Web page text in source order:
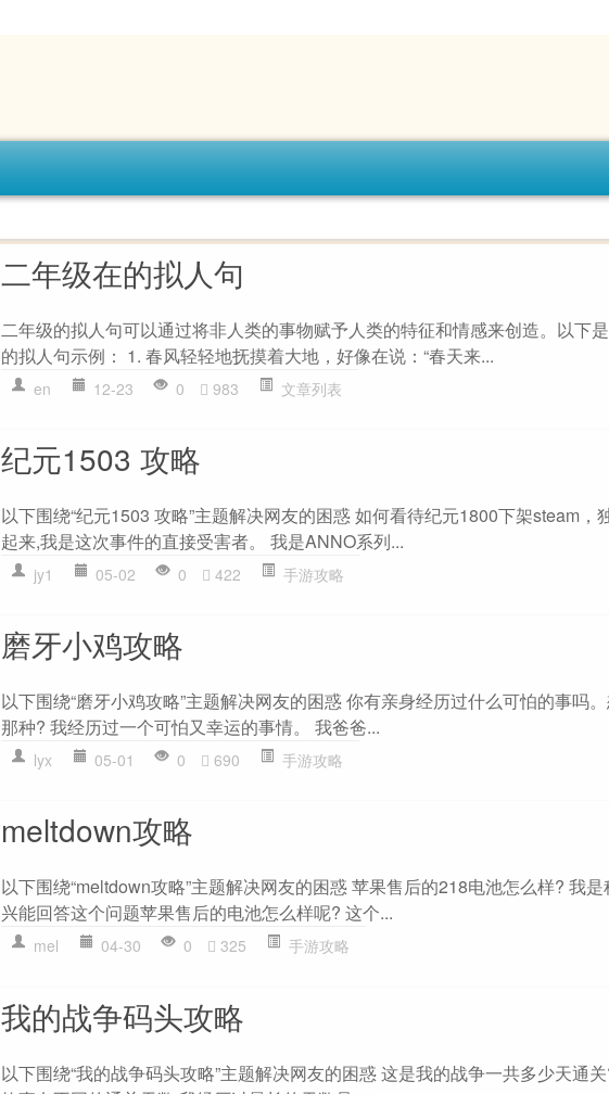
二年级在的拟人句
二年级的拟人句可以通过将非人类的事物赋予人类的特征和情感来创造。以下
的拟人句示例： 1. 春风轻轻地抚摸着大地，好像在说：“春天来...
en 12-23 0 983 文章列表
纪元1503 攻略
以下围绕“纪元1503 攻略”主题解决网友的困惑 如何看待纪元1800下架steam，
起来,我是这次事件的直接受害者。 我是ANNO系列...
jy1 05-02 0 422 手游攻略
磨牙小鸡攻略
以下围绕“磨牙小鸡攻略”主题解决网友的困惑 你有亲身经历过什么可怕的事吗
那种? 我经历过一个可怕又幸运的事情。 我爸爸...
lyx 05-01 0 690 手游攻略
meltdown攻略
以下围绕“meltdown攻略”主题解决网友的困惑 苹果售后的218电池怎么样? 我
兴能回答这个问题苹果售后的电池怎么样呢? 这个...
mel 04-30 0 325 手游攻略
我的战争码头攻略
以下围绕“我的战争码头攻略”主题解决网友的困惑 这是我的战争一共多少天通